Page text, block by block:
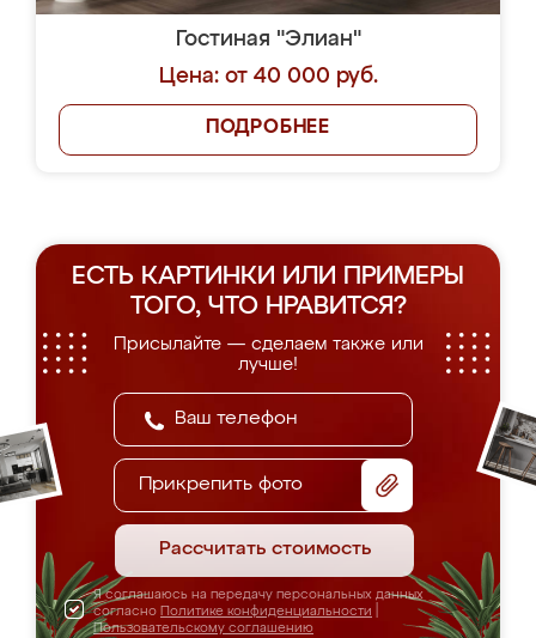
Гостиная "Элиан"
Цена: от 40 000 руб.
ПОДРОБНЕЕ
ЕСТЬ КАРТИНКИ ИЛИ ПРИМЕРЫ
ТОГО, ЧТО НРАВИТСЯ?
Присылайте — сделаем также или
лучше!
Прикрепить фото
Рассчитать стоимость
Я соглашаюсь на передачу персональных данных
согласно Политике конфиденциальности
Пользовательскому соглашению